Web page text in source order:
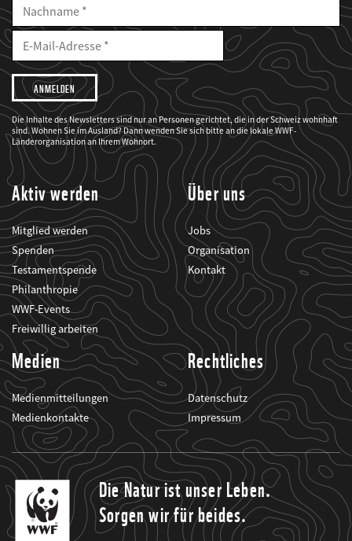
Nachname
E-
Mailadresse
E-
Adresse
Ich
möchte,
dass
der
WWF
mich
über
seine
Projekte
informiert.
Die Inhalte des Newsletters sind nur an Personen gerichtet, die in der Schweiz wohnhaft
sind. Wohnen Sie im Ausland? Dann wenden Sie sich bitte an die lokale WWF-
Länderorganisation an Ihrem Wohnort.
Aktiv werden
Mitglied werden
Spenden
Testamentspende
Philanthropie
WWF-Events
Freiwillig arbeiten
Über uns
Jobs
Organisation
Kontakt
Medien
Medienmitteilungen
Medienkontakte
Rechtliches
Datenschutz
Impressum
Die Natur ist unser Leben.
Sorgen wir für beides.